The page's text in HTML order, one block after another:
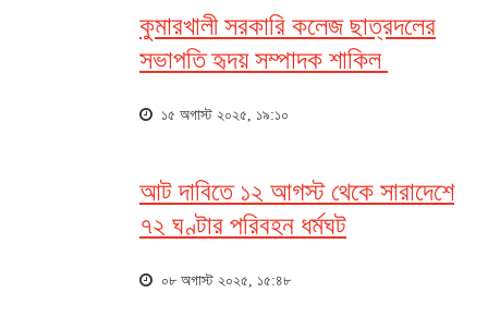
কুমারখালী সরকারি কলেজ ছাত্রদলের
সভাপতি হৃদয় সম্পাদক শাকিল
১৫ অগাস্ট ২০২৫, ১৯:১০
আট দাবিতে ১২ আগস্ট থেকে সারাদেশে
৭২ ঘণ্টার পরিবহন ধর্মঘট
০৮ অগাস্ট ২০২৫, ১৫:৪৮